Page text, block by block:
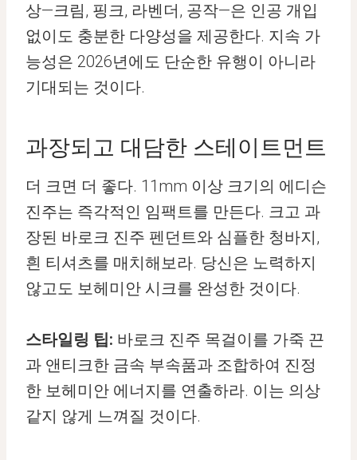
상—크림, 핑크, 라벤더, 공작—은 인공 개입
없이도 충분한 다양성을 제공한다. 지속 가
능성은 2026년에도 단순한 유행이 아니라
기대되는 것이다.
과장되고 대담한 스테이트먼트
더 크면 더 좋다. 11mm 이상 크기의 에디슨
진주는 즉각적인 임팩트를 만든다. 크고 과
장된 바로크 진주 펜던트와 심플한 청바지,
흰 티셔츠를 매치해보라. 당신은 노력하지
않고도 보헤미안 시크를 완성한 것이다.
스타일링 팁: 바로크 진주 목걸이를 가죽 끈
과 앤티크한 금속 부속품과 조합하여 진정
한 보헤미안 에너지를 연출하라. 이는 의상
같지 않게 느껴질 것이다.